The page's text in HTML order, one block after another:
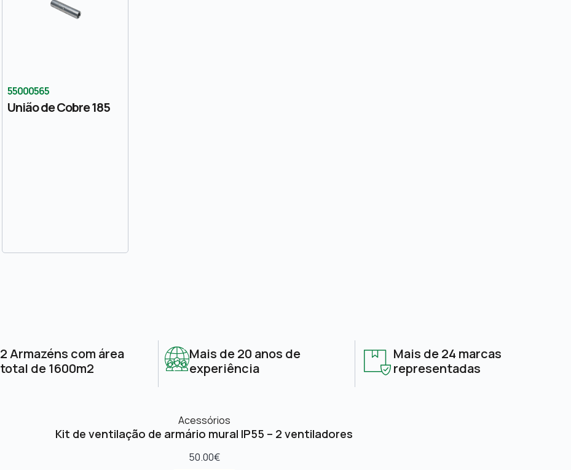
55000565
União de Cobre 185
2 Armazéns com área
total de 1600m2
Mais de 20 anos de
experiência
Mais de 24 marcas
representadas
Acessórios
Kit de ventilação de armário mural IP55 – 2 ventiladores
50.00€